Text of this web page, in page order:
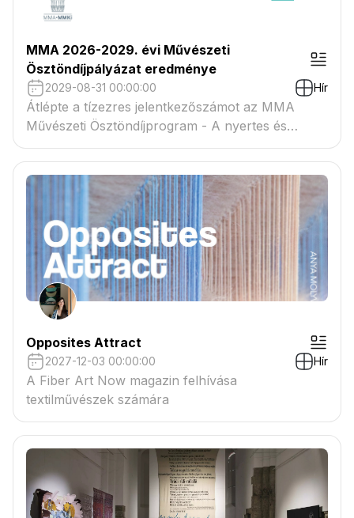
MMA 2026-2029. évi Művészeti
Ösztöndíjpályázat eredménye
2029-08-31 00:00:00 Hír
Átlépte a tízezres jelentkezőszámot az MMA
Művészeti Ösztöndíjprogram - A nyertes és
tartaléklistás pályázók névsora megtekinthető a
csatolmányban
Opposites Attract
2027-12-03 00:00:00 Hír
A Fiber Art Now magazin felhívása
textilművészek számára